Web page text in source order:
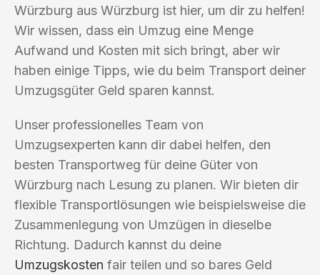
Würzburg aus Würzburg ist hier, um dir zu helfen!
Wir wissen, dass ein Umzug eine Menge
Aufwand und Kosten mit sich bringt, aber wir
haben einige Tipps, wie du beim Transport deiner
Umzugsgüter Geld sparen kannst.
Unser professionelles Team von
Umzugsexperten kann dir dabei helfen, den
besten Transportweg für deine Güter von
Würzburg nach Lesung zu planen. Wir bieten dir
flexible Transportlösungen wie beispielsweise die
Zusammenlegung von Umzügen in dieselbe
Richtung. Dadurch kannst du deine
Umzugskosten fair teilen und so bares Geld